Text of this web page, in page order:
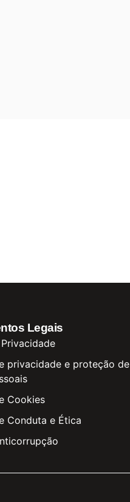
Legais
privacidade e proteção de
Cookies
Conduta e Ética